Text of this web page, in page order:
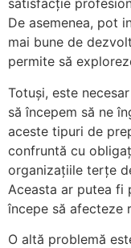
satisfacție
De asemenea, pot
mai bune de
permite să
Totuși, este
să începem să ne
aceste tipuri de
confruntă cu
organizațiile terțe
Aceasta ar putea fi
începe să afecteze
O altă problemă